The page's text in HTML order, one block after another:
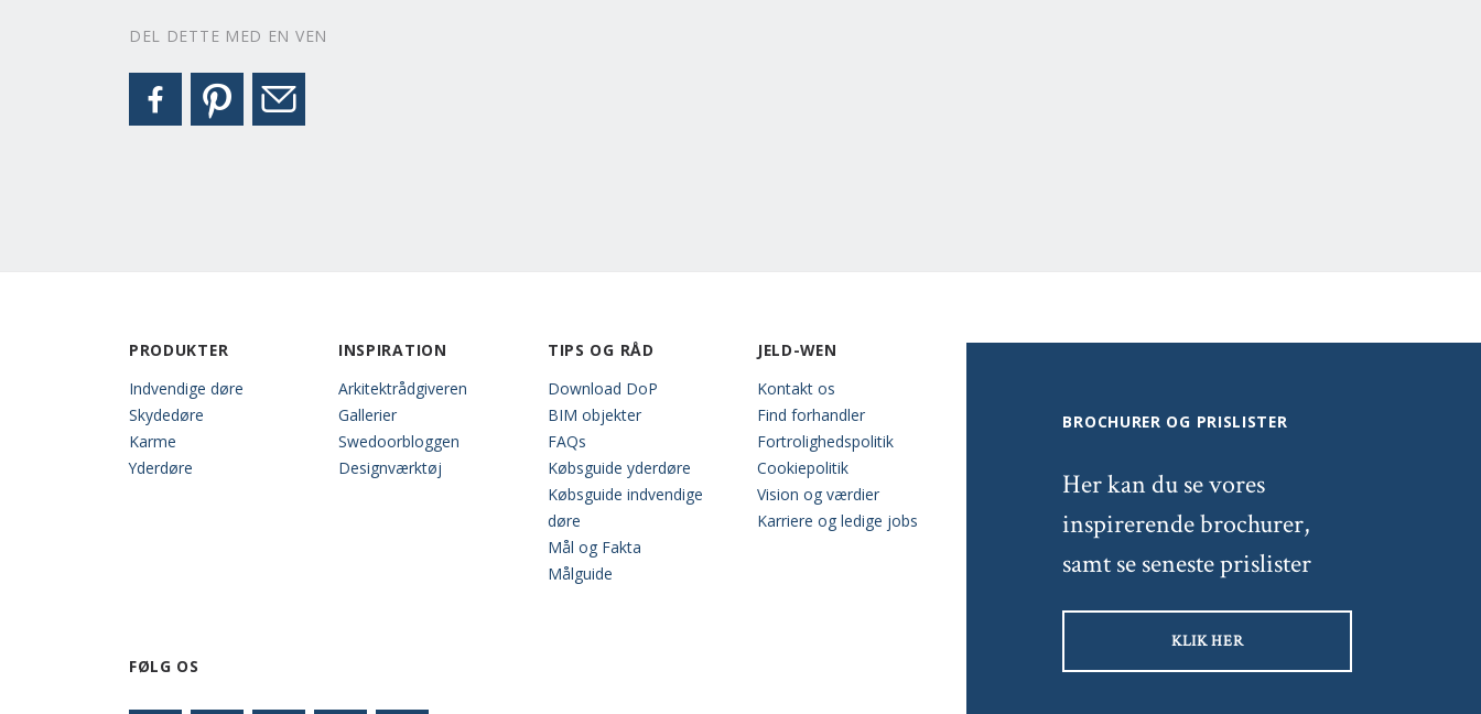
DEL DETTE MED EN VEN
PRODUKTER
Indvendige døre
Skydedøre
Karme
Yderdøre
INSPIRATION
Arkitektrådgiveren
Gallerier
Swedoorbloggen
Designværktøj
TIPS OG RÅD
Download DoP
BIM objekter
FAQs
Købsguide yderdøre
Købsguide indvendige
døre
Mål og Fakta
Målguide
JELD-WEN
Kontakt os
Find forhandler
Fortrolighedspolitik
Cookiepolitik
Vision og værdier
Karriere og ledige jobs
FØLG OS
BROCHURER OG PRISLISTER
Her kan du se vores
inspirerende brochurer,
samt se seneste prislister
KLIK HER